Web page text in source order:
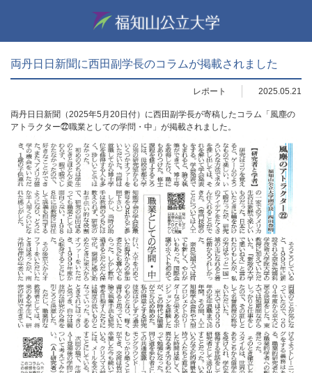
両丹日日新聞に西田副学長のコラムが掲載されました
レポート 2025.05.21
両丹日日新聞（2025年5月20日付）に西田副学長が寄稿したコラム「風塵の
アトラクター㉒職業としての学問・中」が掲載されました。